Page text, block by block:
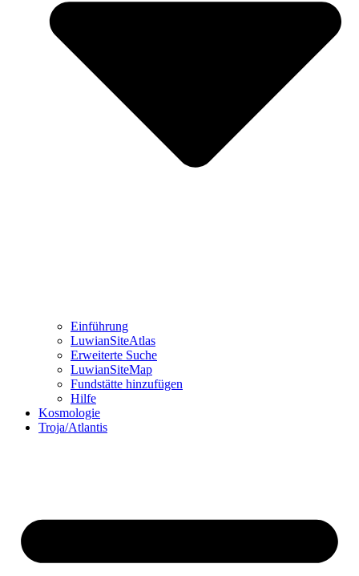
Einführung
LuwianSiteAtlas
Erweiterte Suche
LuwianSiteMap
Fundstätte hinzufügen
Hilfe
Kosmologie
Troja/Atlantis